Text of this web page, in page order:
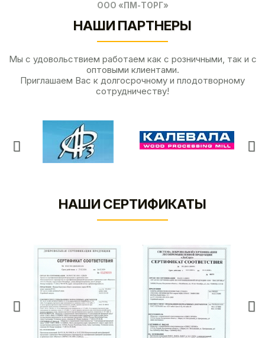
ООО «ПМ-ТОРГ»
НАШИ ПАРТНЕРЫ
Мы с удовольствием работаем как с розничными, так и с
оптовыми клиентами.
Приглашаем Вас к долгосрочному и плодотворному
сотрудничеству!
НАШИ СЕРТИФИКАТЫ